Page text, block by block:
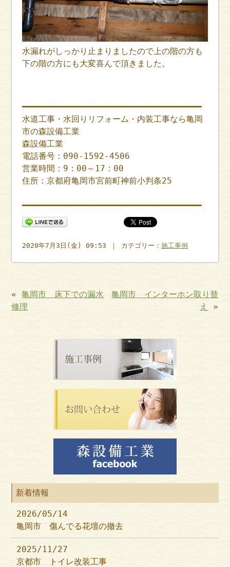
水漏れがしっかり止まりましたので上の階の方も
下の階の方にも大変喜んで頂きました。
━━━━━━━━━━━━━━━━━━━━━━━━━━━━━━━━━━━
水道工事・水回りリフォーム・内装工事なら亀岡
市の森設備工業
森設備工業
電話番号：090-1592-4506
営業時間：9：00～17：00
住所：京都府亀岡市宮前町神前小判条25
━━━━━━━━━━━━━━━━━━━━━━━━━━━━━━━━━━━
2020年7月3日(金) 09:53 ｜ カテゴリー：施工事例
«亀岡市 床下での漏水
修理
亀岡市 インターホン取り替
え »
新着情報
2026/05/14
亀岡市 傷んでる花壇の撤去
2025/11/27
京都市 トイレ改装工事